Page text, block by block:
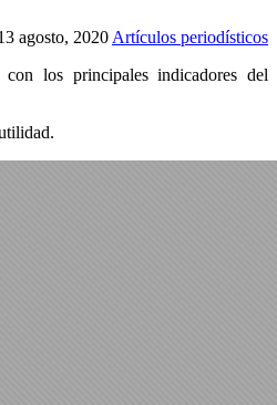
agosto, 2020 Artículos periodísticos
los principales indicadores del